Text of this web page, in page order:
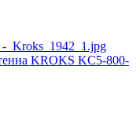
KROKS KC5-800-